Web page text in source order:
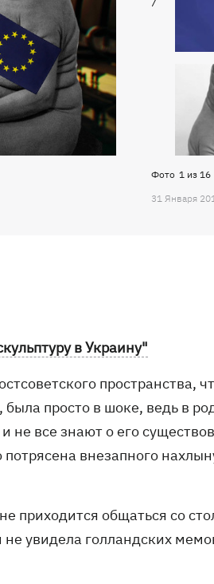
Фото 1 из 16
31 Января
в Украину"
пространства,
просто в шоке, ведь в
не все знают о его
внезапного
приходится общаться со
увидела голландских